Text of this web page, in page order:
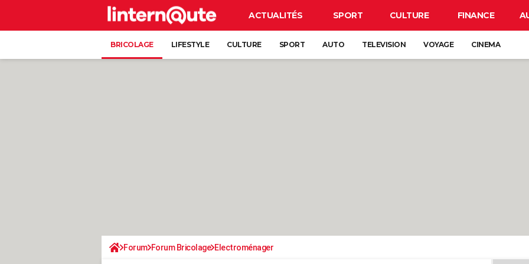
ACTUALITÉS SPORT CULTURE FINANCE
BRICOLAGE LIFESTYLE CULTURE SPORT AUTO TELEVISION VOYAGE CINEMA
Forum Forum Bricolage Electroménager